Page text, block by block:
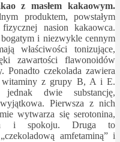
z masłem kakaowym.
produktem, powstałym
nasion kakaowca.
i niezwykle cennym
właściwości tonizujące,
zawartości flawonoidów
Ponadto czekolada zawiera
witaminy z grupy B, A i E.
jednak dwie substancję,
Pierwsza z nich
wytwarza się serotonina,
i spokoju. Druga to
amfetaminą” i